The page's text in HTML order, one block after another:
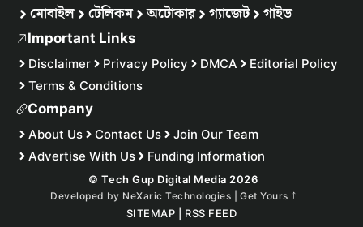
মোবাইল টেলিকম অটোকার গ্যাজেট গাইড
Important Links
Disclaimer Privacy Policy DMCA
Editorial Policy
Terms & Conditions
Company
About Us Contact Us
Join Our Team
Advertise With Us
Funding Information
© Tech Gup Digital Media 2026
Developed by NeXaric Technologies | Get Yours ⤴︎
SITEMAP RSS FEED